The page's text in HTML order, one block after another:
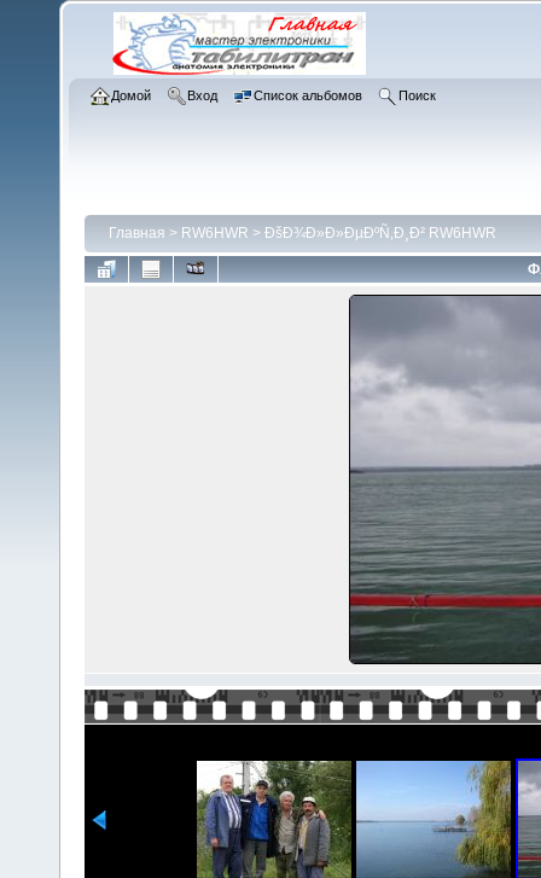
Домой Вход Список альбомов Поиск
Главная > RW6HWR > ÐšÐ¾Ð»Ð»ÐµÐºÑ‚Ð¸Ð² RW6HWR